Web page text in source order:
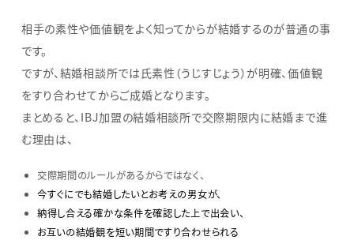
相手の素性や価値観をよく知ってからが結婚するのが普通の事
です。
ですが、結婚相談所では氏素性（うじすじょう）が明確、価値観
をすり合わせてからご成婚となります。
まとめると、IBJ加盟の結婚相談所で交際期限内に結婚まで進
む理由は、
交際期間のルールがあるからではなく、
今すぐにでも結婚したいとお考えの男女が、
納得し合える確かな条件を確認した上で出会い、
お互いの結婚観を短い期間ですり合わせられる